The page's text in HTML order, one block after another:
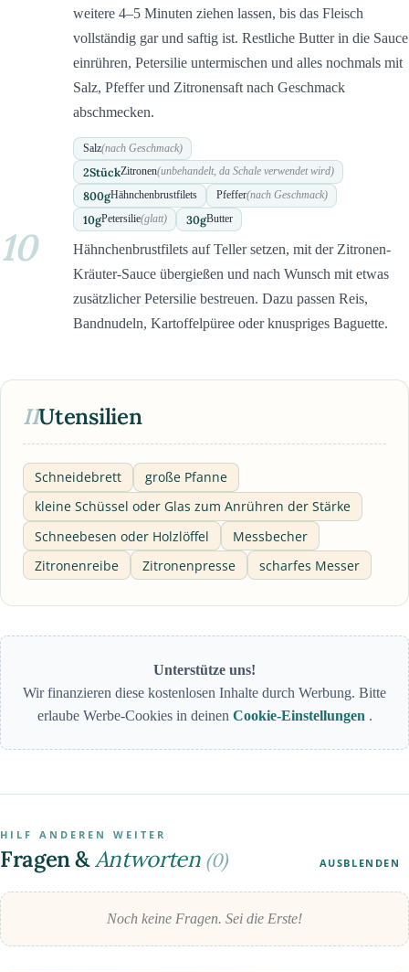
weitere 4–5 Minuten ziehen lassen, bis das Fleisch
vollständig gar und saftig ist. Restliche Butter in die Sauce
einrühren, Petersilie untermischen und alles nochmals mit
Salz, Pfeffer und Zitronensaft nach Geschmack
abschmecken.
Salz(nach Geschmack)
2StückZitronen(unbehandelt, da Schale verwendet wird)
800gHähnchenbrustfilets Pfeffer(nach Geschmack)
10gPetersilie(glatt) 30gButter
10
Hähnchenbrustfilets auf Teller setzen, mit der Zitronen-
Kräuter-Sauce übergießen und nach Wunsch mit etwas
zusätzlicher Petersilie bestreuen. Dazu passen Reis,
Bandnudeln, Kartoffelpüree oder knuspriges Baguette.
IIUtensilien
Schneidebrett
große Pfanne
kleine Schüssel oder Glas zum Anrühren der Stärke
Schneebesen oder Holzlöffel
Messbecher
Zitronenreibe
Zitronenpresse scharfes Messer
Unterstütze uns!
Wir finanzieren diese kostenlosen Inhalte durch Werbung. Bitte
erlaube Werbe-Cookies in deinen Cookie-Einstellungen .
HILF ANDEREN WEITER
Fragen &Antworten (0) AUSBLENDEN
Noch keine Fragen. Sei die Erste!